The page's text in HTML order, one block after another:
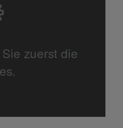
zuerst die